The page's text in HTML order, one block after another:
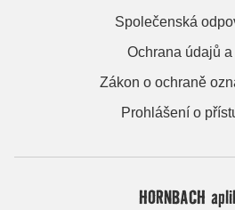
Společenská
Ochrana údajů
Zákon o ochraně
Prohlášení o
HORNBACH